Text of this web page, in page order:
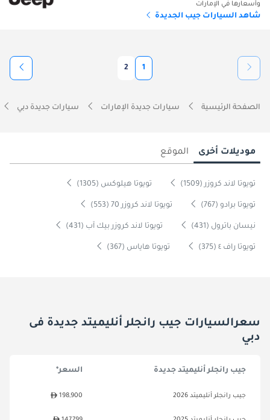
وأسعارها في الإمارات
شاهد السيارات جيب الجديدة
1
2
الصفحة الرئيسية سيارات جديدة الإمارات سيارات جديدة دبي
موديلات أخرى الموقع
تويوتا لاند كروزر (1509) تويوتا هيلوكس (1305)
تويوتا برادو (767) تويوتا لاند كروزر 70 (553)
نيسان باترول (431) تويوتا لاند كروزر بيك آب (431)
تويوتا راف ٤ (375) تويوتا هاياس (367)
سعرالسيارات جيب رانجلر أنليميتد جديدة فى
دبي
جيب رانجلر أنليميتد جديدة السعر*
جيب رانجلر أنليميتد 2026 198,900